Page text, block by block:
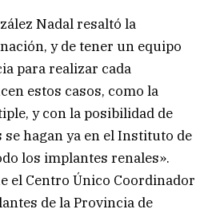
Nadal resaltó la
y de tener un equipo
para realizar cada
estos casos, como la
y con la posibilidad de
hagan ya en el Instituto de
los implantes renales».
el Centro Único Coordinador
de la Provincia de